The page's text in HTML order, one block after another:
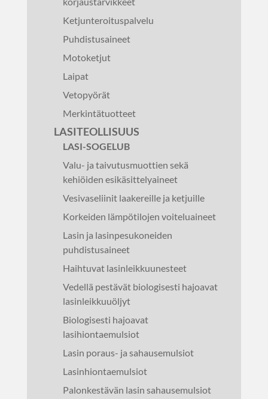
Ketjunteroituspalvelu
Puhdistusaineet
Motoketjut
Laipat
Vetopyörät
Merkintätuotteet
LASITEOLLISUUS
LASI-SOGELUB
Valu- ja taivutusmuottien sekä
kehiöiden esikäsittelyaineet
Vesivaseliinit laakereille ja ketjuille
Korkeiden lämpötilojen voiteluaineet
Lasin ja lasinpesukoneiden
puhdistusaineet
Haihtuvat lasinleikkuunesteet
Vedellä pestävät biologisesti hajoavat
lasinleikkuuöljyt
Biologisesti hajoavat
lasihiontaemulsiot
Lasin poraus- ja sahausemulsiot
Lasinhiontaemulsiot
Palonkestävän lasin sahausemulsiot